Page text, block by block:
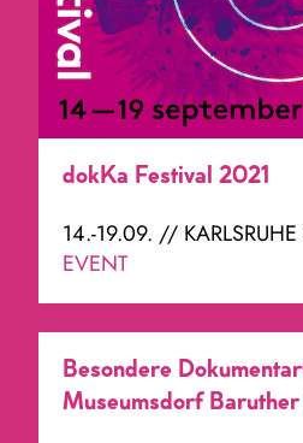
dokKa Festival 2021
14.-19.09. //
EVENT
Besondere
Museumsdorf